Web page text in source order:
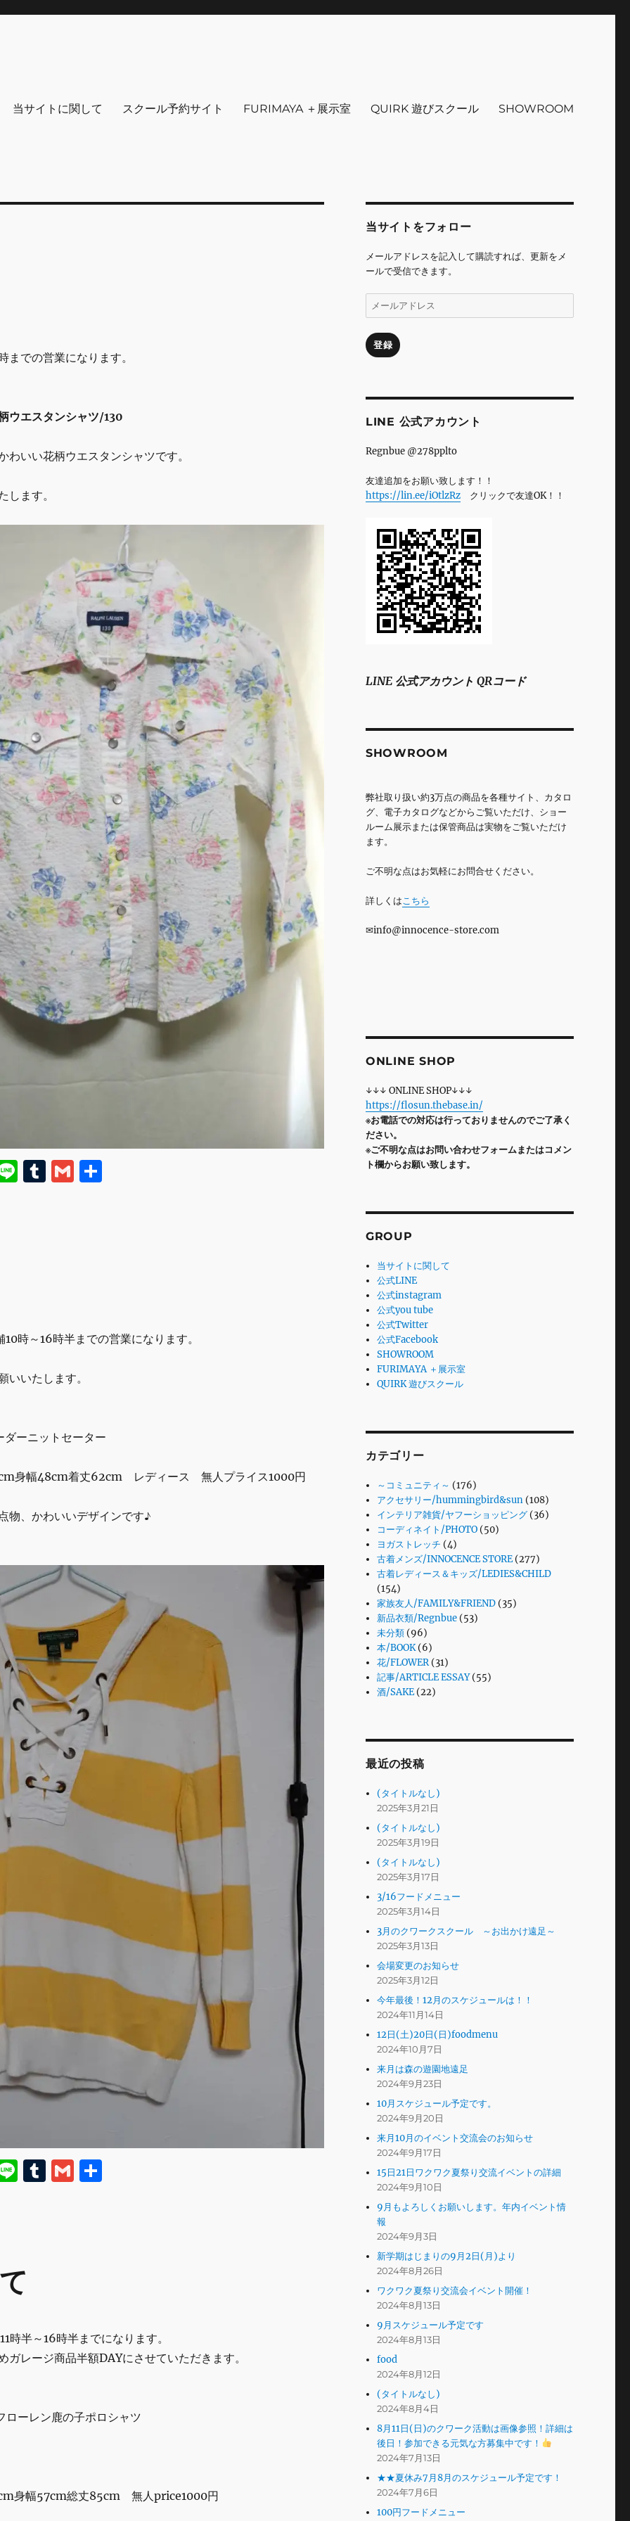
当サイトに関して スクール予約サイト FURIMAYA ＋展示室 QUIRK 遊びスクール SHOWROOM
までの営業になります。
ウエスタンシャツ/130
わいい花柄ウエスタンシャツです。
します。
Li T G 共
時～16時半までの営業になります。
いいたします。
ーニットセーター
身幅48cm着丈62cm レディース 無人プライス1000円
物、かわいいデザインです♪
Li T G 共
時半～16時半までになります。
ガレージ商品半額DAYにさせていただきます。
ローレン鹿の子ポロシャツ
身幅57cm総丈85cm 無人price1000円
当サイトをフォロー
メールアドレスを記入して購読すれば、更新をメ
ールで受信できます。
ー
ア
ド
登録
LINE 公式アカウント
Regnbue @278pplto
友達追加をお願い致します！！
https://lin.ee/iOtlzRzクリックで友達OK！！
LINE 公式アカウント QRコード
SHOWROOM
弊社取り扱い約3万点の商品を各種サイト、カタロ
グ、電子カタログなどからご覧いただけ、ショー
ルーム展示または保管商品は実物をご覧いただけ
ます。
ご不明な点はお気軽にお問合せください。
詳しくはこちら
✉info@innocence-store.com
ONLINE SHOP
↓↓↓ ONLINE SHOP↓↓↓
https://flosun.thebase.in/
※お電話での対応は行っておりませんのでご了承く
ださい。
※ご不明な点はお問い合わせフォームまたはコメン
ト欄からお願い致します。
GROUP
当サイトに関して
公式LINE
公式instagram
公式you tube
公式Twitter
公式Facebook
SHOWROOM
FURIMAYA ＋展示室
QUIRK 遊びスクール
カテゴリー
～コミュニティ～ (176)
アクセサリー/hummingbird&sun (108)
インテリア雑貨/ヤフーショッピング (36)
コーディネイト/PHOTO (50)
ヨガストレッチ (4)
古着メンズ/INNOCENCE STORE (277)
古着レディース＆キッズ/LEDIES&CHILD
(154)
家族友人/FAMILY&FRIEND (35)
新品衣類/Regnbue (53)
未分類 (96)
本/BOOK(6)
花/FLOWER(31)
記事/ARTICLE ESSAY(55)
酒/SAKE (22)
最近の投稿
(タイトルなし)
2025年3月21日
(タイトルなし)
2025年3月19日
(タイトルなし)
2025年3月17日
3/16フードメニュー
2025年3月14日
3月のクワークスクール ～お出かけ遠足～
2025年3月13日
会場変更のお知らせ
2025年3月12日
今年最後！12月のスケジュールは！！
2024年11月14日
12日(土)20日(日)foodmenu
2024年10月7日
来月は森の遊園地遠足
2024年9月23日
10月スケジュール予定です。
2024年9月20日
来月10月のイベント交流会のお知らせ
2024年9月17日
15日21日ワクワク夏祭り交流イベントの詳細
2024年9月10日
9月もよろしくお願いします。年内イベント情
報
2024年9月3日
新学期はじまりの9月2日(月)より
2024年8月26日
ワクワク夏祭り交流会イベント開催！
2024年8月13日
9月スケジュール予定です
2024年8月13日
food
2024年8月12日
(タイトルなし)
2024年8月4日
8月11日(日)のクワーク活動は画像参照！詳細は
後日！参加できる元気な方募集中です！
2024年7月13日
★★夏休み7月8月のスケジュール予定です！
2024年7月6日
100円フードメニュー